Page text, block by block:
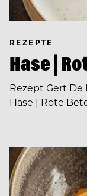
REZEPTE
Hase |
Rezept Gert De
Hase | Rote